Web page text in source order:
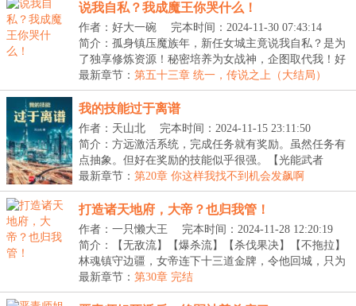
说我自私？我成魔王你哭什么！
作者：好大一碗
完本时间：2024-11-30 07:43:14
简介：孤身镇压魔族年，新任女城主竟说我自私？是为
了独享修炼资源！秘密培养为女战神，企图取代我！好
好...
最新章节： 第五十三章 统一，传说之上（大结局）
我的技能过于离谱
作者：天山北
完本时间：2024-11-15 23:11:50
简介：方远激活系统，完成任务就有奖励。虽然任务有
点抽象。但好在奖励的技能似乎很强。【光能武者
LV】：...
最新章节： 第20章 你这样我找不到机会发飙啊
打造诸天地府，大帝？也归我管！
作者：一只懒大王
完本时间：2024-11-28 12:20:19
简介：【无敌流】【爆杀流】【杀伐果决】【不拖拉】
林魂镇守边疆，女帝连下十三道金牌，令他回城，只为
用...
最新章节： 第30章 完结